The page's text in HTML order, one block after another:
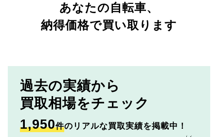
あなたの自転車、
納得価格で買い取ります
過去の実績から
買取相場をチェック
1,950件のリアルな買取実績を掲載中！